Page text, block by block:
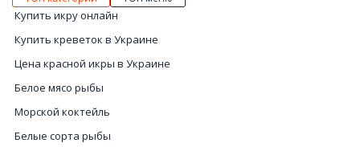
Купить икру онлайн
Купить креветок в Украине
Цена красной икры в Украине
Белое мясо рыбы
Морской коктейль
Белые сорта рыбы